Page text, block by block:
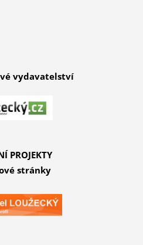
vydavatelství
PROJEKTY
stránky